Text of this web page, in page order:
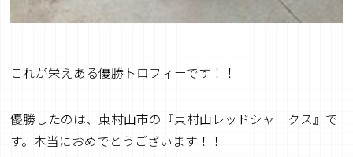
これが栄えある優勝トロフィーです！！
優勝したのは、東村山市の『東村山レッドシャークス』で
す。本当におめでとうございます！！